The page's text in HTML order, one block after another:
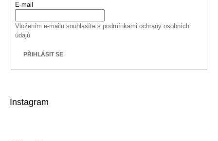
E-mail
Vložením e-mailu souhlasíte s podmínkami ochrany osobních
údajů
PŘIHLÁSIT SE
Instagram